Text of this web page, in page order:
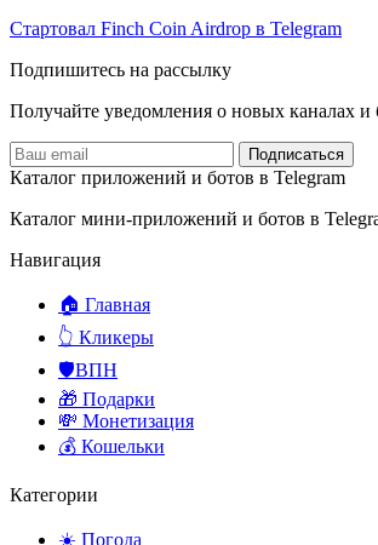
Стартовал Finch Coin Airdrop в Telegram
Подпишитесь на рассылку
Получайте уведомления о новых каналах
Подписаться
Каталог приложений и ботов в Telegram
Каталог мини-приложений и ботов в
Навигация
🏠 Главная
👆 Кликеры
🛡️ВПН
🎁 Подарки
💸 Монетизация
💰 Кошельки
Категории
☀️ Погода